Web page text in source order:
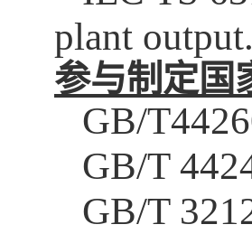
plant
参与制定国
GB/
GB/T
GB/T